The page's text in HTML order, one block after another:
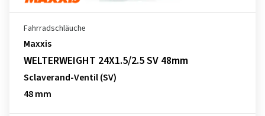
Fahrradschläuche
Maxxis
WELTERWEIGHT 24X1.5/2.5 SV 48mm
Sclaverand-Ventil (SV)
48 mm